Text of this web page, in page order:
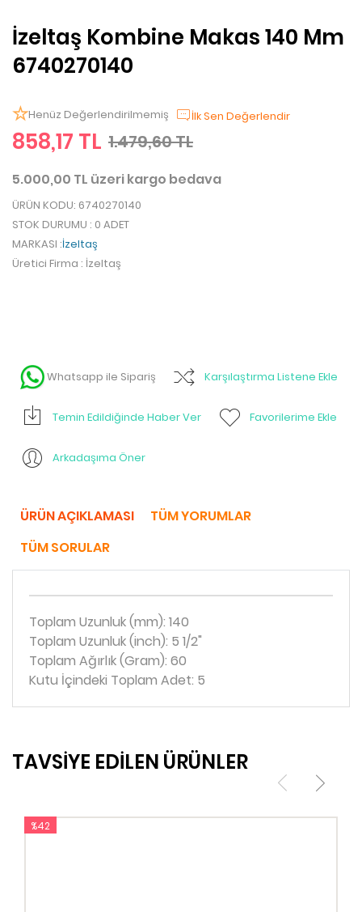
İzeltaş Kombine Makas 140 Mm
6740270140
Henüz Değerlendirilmemiş İlk Sen Değerlendir
858,17 TL 1.479,60 TL
5.000,00 TL üzeri kargo bedava
ÜRÜN KODU: 6740270140
STOK DURUMU : 0 ADET
MARKASI :İzeltaş
Üretici Firma : İzeltaş
Whatsapp ile Sipariş Karşılaştırma Listene Ekle
Temin Edildiğinde Haber Ver Favorilerime Ekle
Arkadaşıma Öner
ÜRÜN AÇIKLAMASI
TÜM YORUMLAR
TÜM SORULAR
Toplam Uzunluk (mm): 140
Toplam Uzunluk (inch): 5 1/2"
Toplam Ağırlık (Gram): 60
Kutu İçindeki Toplam Adet: 5
TAVSİYE EDİLEN ÜRÜNLER
%42